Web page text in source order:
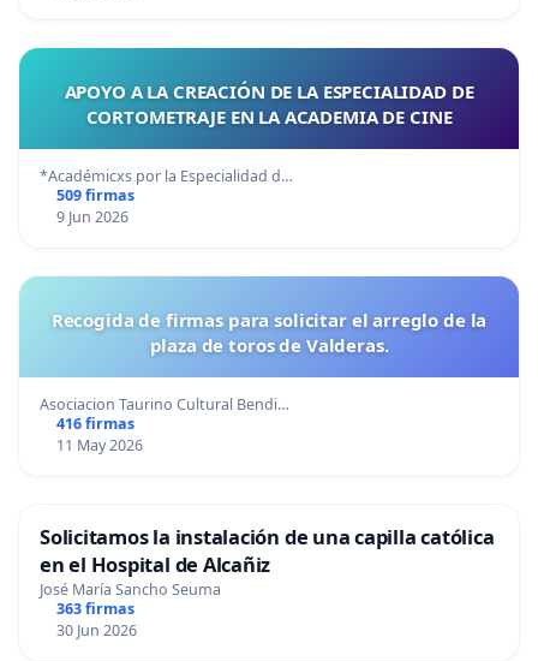
APOYO A LA CREACIÓN DE LA ESPECIALIDAD DE
CORTOMETRAJE EN LA ACADEMIA DE CINE
*Académicxs por la Especialidad d…
509 firmas
9 Jun 2026
Recogida de firmas para solicitar el arreglo de la
plaza de toros de Valderas.
Asociacion Taurino Cultural Bendi…
416 firmas
11 May 2026
Solicitamos la instalación de una capilla católica
en el Hospital de Alcañiz
José María Sancho Seuma
363 firmas
30 Jun 2026